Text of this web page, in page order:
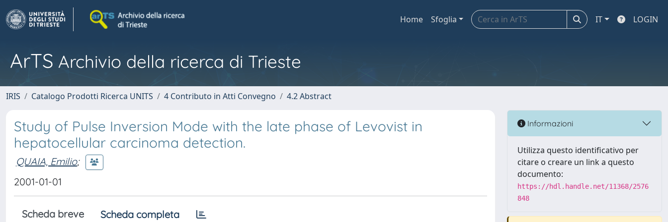
Home Sfoglia IT LOGIN
ArTS Archivio della ricerca di Trieste
IRIS Catalogo Prodotti Ricerca UNITS 4 Contributo in Atti Convegno 4.2 Abstract
Study of Pulse Inversion Mode with the late phase of Levovist in
hepatocellular carcinoma detection.
QUAIA, Emilio;
2001-01-01
Scheda breve Scheda completa
Informazioni
Utilizza questo identificativo per
citare o creare un link a questo
documento:
https://hdl.handle.net/11368/2576
848